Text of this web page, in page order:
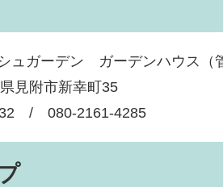
ュガーデン ガーデンハウス（
見附市新幸町35
/ 080-2161-4285